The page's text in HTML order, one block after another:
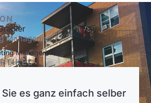
Managerin
Managerin bei autarc.
es ganz einfach selber